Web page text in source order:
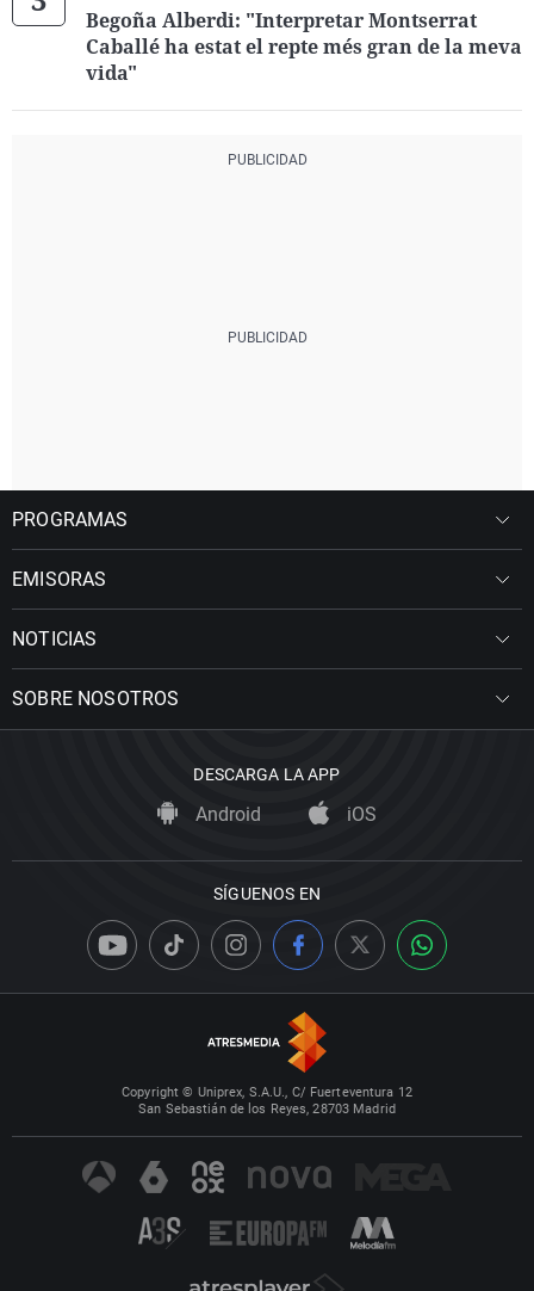
Begoña Alberdi: "Interpretar Montserrat
Caballé ha estat el repte més gran de la meva
vida"
PROGRAMAS
EMISORAS
NOTICIAS
SOBRE NOSOTROS
DESCARGA LA APP
Android iOS
SÍGUENOS EN
Copyright © Uniprex, S.A.U., C/ Fuerteventura 12
San Sebastián de los Reyes, 28703 Madrid